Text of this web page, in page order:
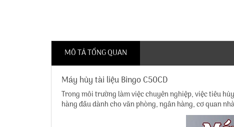
MÔ TẢ TỔNG QUAN
Máy hủy tài liệu Bingo C50CD
Trong môi trường làm việc chuyên nghiệp, việc tiêu
hàng đầu dành cho văn phòng, ngân hàng, cơ quan